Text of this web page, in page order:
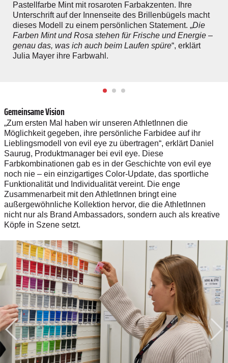
Pastellfarbe Mint mit rosaroten Farbakzenten. Ihre
Unterschrift auf der Innenseite des Brillenbügels macht
dieses Modell zu einem persönlichen Statement. „Die
Farben Mint und Rosa stehen für Frische und Energie –
genau das, was ich auch beim Laufen spüre“, erklärt
Julia Mayer ihre Farbwahl.
Gemeinsame Vision
„Zum ersten Mal haben wir unseren AthletInnen die
Möglichkeit gegeben, ihre persönliche Farbidee auf ihr
Lieblingsmodell von evil eye zu übertragen“, erklärt Daniel
Saurug, Produktmanager bei evil eye. Diese
Farbkombinationen gab es in der Geschichte von evil eye
noch nie – ein einzigartiges Color-Update, das sportliche
Funktionalität und Individualität vereint. Die enge
Zusammenarbeit mit den AthletInnen bringt eine
außergewöhnliche Kollektion hervor, die die AthletInnen
nicht nur als Brand Ambassadors, sondern auch als kreative
Köpfe in Szene setzt.